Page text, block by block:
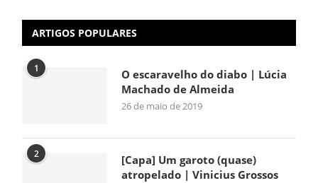
ARTIGOS POPULARES
1
O escaravelho do diabo | Lúcia
Machado de Almeida
26 de maio de 2019
2
[Capa] Um garoto (quase)
atropelado | Vinicius Grossos